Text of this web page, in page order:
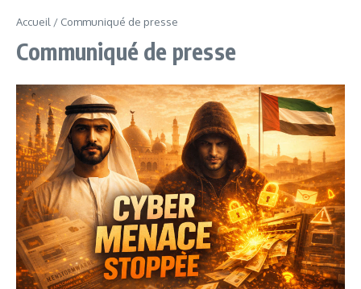
Accueil / Communiqué de presse
Communiqué de presse